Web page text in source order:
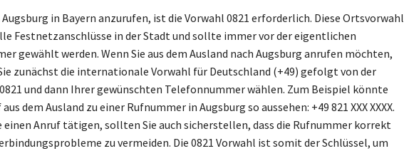
Augsburg in Bayern anzurufen, ist die Vorwahl 0821 erforderlich. Diese Ortsvorwahl
Festnetzanschlüsse in der Stadt und sollte immer vor der eigentlichen
gewählt werden. Wenn Sie aus dem Ausland nach Augsburg anrufen möchten,
zunächst die internationale Vorwahl für Deutschland (+49) gefolgt von der
und dann Ihrer gewünschten Telefonnummer wählen. Zum Beispiel könnte
dem Ausland zu einer Rufnummer in Augsburg so aussehen: +49 821 XXX XXXX.
einen Anruf tätigen, sollten Sie auch sicherstellen, dass die Rufnummer korrekt
zu vermeiden. Die 0821 Vorwahl ist somit der Schlüssel, um